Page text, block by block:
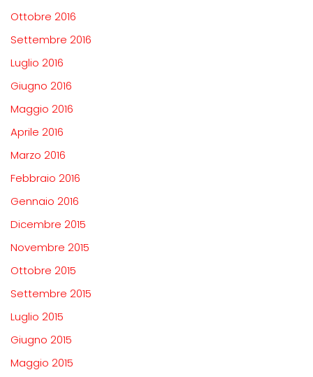
Ottobre 2016
Settembre 2016
Luglio 2016
Giugno 2016
Maggio 2016
Aprile 2016
Marzo 2016
Febbraio 2016
Gennaio 2016
Dicembre 2015
Novembre 2015
Ottobre 2015
Settembre 2015
Luglio 2015
Giugno 2015
Maggio 2015